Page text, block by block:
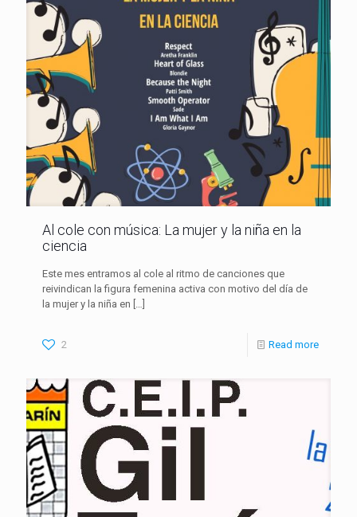
Al cole con música: La mujer y la niña en la
ciencia
Este mes entramos al cole al ritmo de canciones que
reivindican la figura femenina activa con motivo del día de
la mujer y la niña en […]
2 Read more